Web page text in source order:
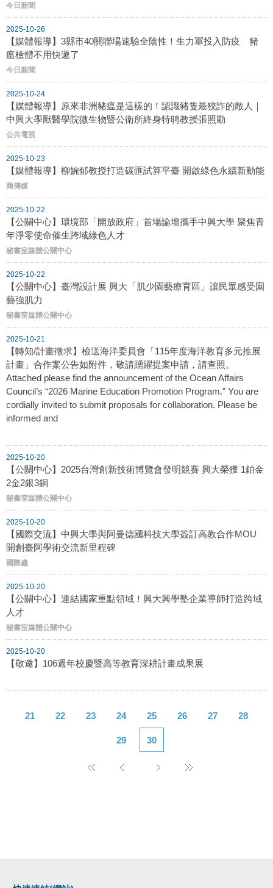
今日新聞
2025-10-26
【媒體報導】3縣市40關聯場速驗全陰性！生力軍投入防疫 豬
瘟檢體不用快遞了
今日新聞
2025-10-24
【媒體報導】原來非洲豬瘟是這樣的！認識豬隻最狡詐的敵人｜
中興大學獸醫學院微生物暨公衛所終身特聘教授張照勤
公共電視
2025-10-23
【媒體報導】柳婉郁教授打造碳匯試算平臺 開啟綠色永續新動能
商傳媒
2025-10-22
【公關中心】環境部「開放政府」首場論壇攜手中興大學 聚焦青
年淨零使命催生跨域綠色人才
秘書室媒體公關中心
2025-10-22
【公關中心】臺灣設計展 興大「肌少園藝療育區」讓民眾感受園
藝強肌力
秘書室媒體公關中心
2025-10-21
【轉知/計畫徵求】檢送海洋委員會「115年度海洋教育多元推展
計畫」合作案公告如附件，敬請踴躍提案申請，請查照。
Attached please find the announcement of the Ocean Affairs
Council’s “2026 Marine Education Promotion Program.” You are
cordially invited to submit proposals for collaboration. Please be
informed and
2025-10-20
【公關中心】2025台灣創新技術博覽會發明競賽 興大榮獲 1鉑金
2金2銀3銅
秘書室媒體公關中心
2025-10-20
【國際交流】中興大學與阿曼德國科技大學簽訂高教合作MOU
開創臺阿學術交流新里程碑
國際處
2025-10-20
【公關中心】連結國家重點領域！興大興學塾企業導師打造跨域
人才
秘書室媒體公關中心
2025-10-20
【敬邀】106週年校慶暨高等教育深耕計畫成果展
21 22 23 24 25 26 27 28
29 30